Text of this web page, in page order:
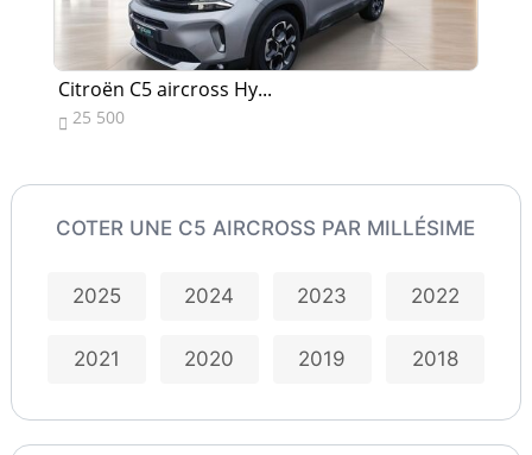
Citroën C5 aircross Hy...
 25 500
COTER UNE C5 AIRCROSS PAR MILLÉSIME
2025 2024 2023 2022
2021 2020 2019 2018